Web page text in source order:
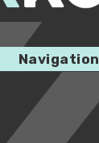
Navigation